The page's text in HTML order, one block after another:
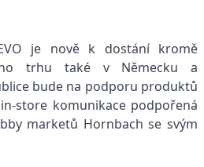
je nově k dostání kromě
trhu také v Německu a
bude na podporu produktů
store komunikace podpořená
marketů Hornbach se svým